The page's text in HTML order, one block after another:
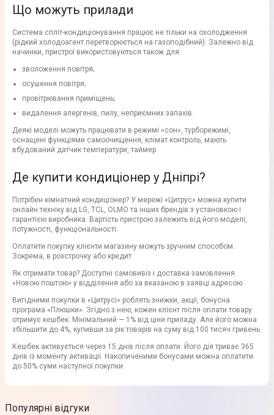
Що можуть прилади
Система спліт-кондиціонування працює не тільки на охолодження
(рідкий холодоагент перетворюється на газоподібний). Залежно від
начинки, пристрої використовуються також для:
зволоження повітря;
осушення повітря;
провітрювання приміщень;
видалення алергенів, пилу, неприємних запахів.
Деякі моделі можуть працювати в режимі «сон», турборежимі,
оснащені функціями самоочищення, клімат контроль, мають
вбудований датчик температури, таймер.
Де купити кондиціонер у Дніпрі?
Потрібен кімнатний кондиціонер? У мережі «Цитрус» можна купити
онлайн техніку від LG, TCL, OLMO та інших брендів з установкою і
гарантією виробника. Вартість пристрою залежить від його моделі,
потужності, функціональності.
Оплатити покупку клієнти магазину можуть зручним способом.
Зокрема, в розстрочку або кредит.
Як отримати товар? Доступні самовивіз і доставка замовлення
«Новою поштою» у відділення або за вказаною в заявці адресою.
Вигідними покупки в «Цитрусі» роблять знижки, акції, бонусна
програма «Плюшки». Згідно з нею, кожен клієнт після оплати товару
отримує кешбек. Мінімальний — 1% від ціни приладу. Але його можна
збільшити до 4%, купивши за рік товарів на суму від 100 тисяч гривень.
Кешбек активується через 15 днів після оплати. Його дія триває 365
днів із моменту активації. Накопиченими бонусами можна оплатити
до 50% суми наступної покупки.
Популярні відгуки